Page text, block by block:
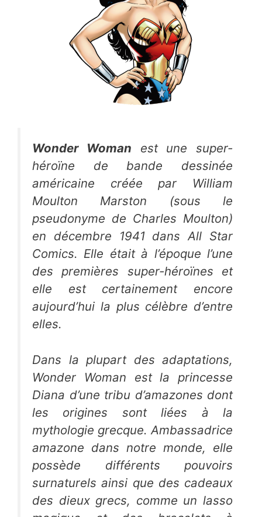
Wonder Woman est une super-
héroïne de bande dessinée
américaine créée par William
Moulton Marston (sous le
pseudonyme de Charles Moulton)
en décembre 1941 dansAll Star
Comics. Elle était à l’époque l’une
des premières super-héroïnes et
elle est certainement encore
aujourd’hui la plus célèbre d’entre
elles.
Dans la plupart des adaptations,
Wonder Woman est la princesse
Diana d’une tribu d’amazones dont
les origines sont liées à la
mythologie grecque. Ambassadrice
amazone dans notre monde, elle
possède différents pouvoirs
surnaturels ainsi que des cadeaux
des dieux grecs, comme un lasso